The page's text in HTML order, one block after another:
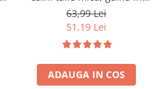
jeleu, set 24x100g
63,99 Lei
51,19 Lei
ADAUGA IN COS